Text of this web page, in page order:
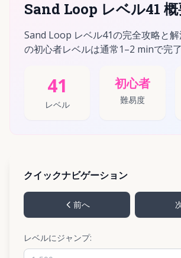
Sand Loop レベル41
Sand Loop レベル41の完全攻略と解
の初心者レベルは通常1–2 minで完了
41
レベル
初心者
難易度
クイックナビゲーション
前へ
レベルにジャンプ: